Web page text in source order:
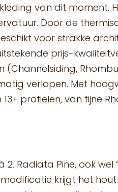
van dit moment.
Door de
voor strakke
prijs-
verlopen. Met
profielen, van fijne
2. Radiata Pine, ook
krijgt het